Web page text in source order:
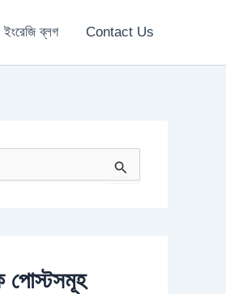
ইংরেজি ব্লগ Contact Us
পোস্টসমূহ